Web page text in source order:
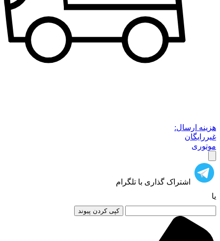
هزینه ارسال:
غیررایگان
موتوری
اشتراک گذاری با تلگرام
یا
کپی کردن پیوند